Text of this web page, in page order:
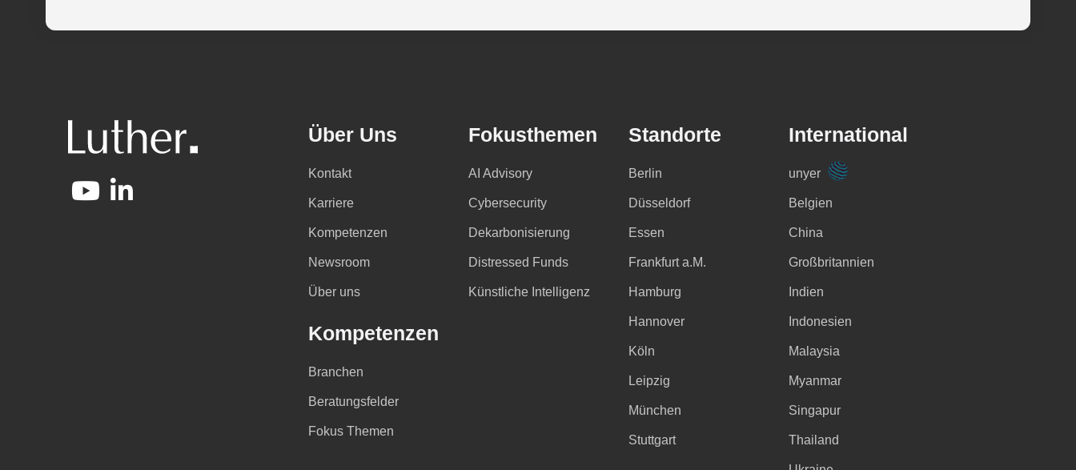
Über Uns
Kontakt
Karriere
Kompetenzen
Newsroom
Über uns
Kompetenzen
Branchen
Beratungsfelder
Fokus Themen
Fokusthemen
AI Advisory
Cybersecurity
Dekarbonisierung
Distressed Funds
Künstliche Intelligenz
Standorte
Berlin
Düsseldorf
Essen
Frankfurt a.M.
Hamburg
Hannover
Köln
Leipzig
München
Stuttgart
International
unyer
Belgien
China
Großbritannien
Indien
Indonesien
Malaysia
Myanmar
Singapur
Thailand